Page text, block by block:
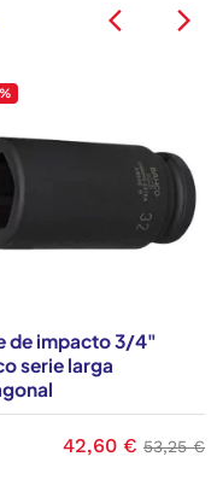
de impacto 3/4"
serie larga
Precio
42,60 € Precio
53,25 €
arrow_back_ios arrow_back_ios